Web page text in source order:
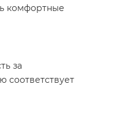
комфортные
за
соответствует